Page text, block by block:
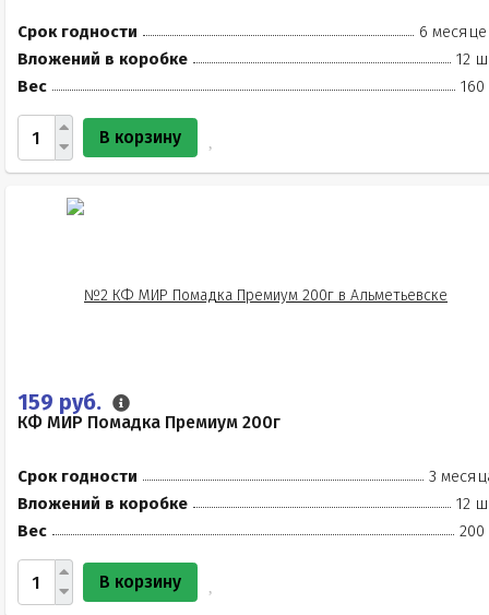
Срок годности
6
Вложений в коробке
12
Вес
160
В корзину
159 руб.
КФ МИР Помадка Премиум 200г
Срок годности
3
Вложений в коробке
12
Вес
200
В корзину